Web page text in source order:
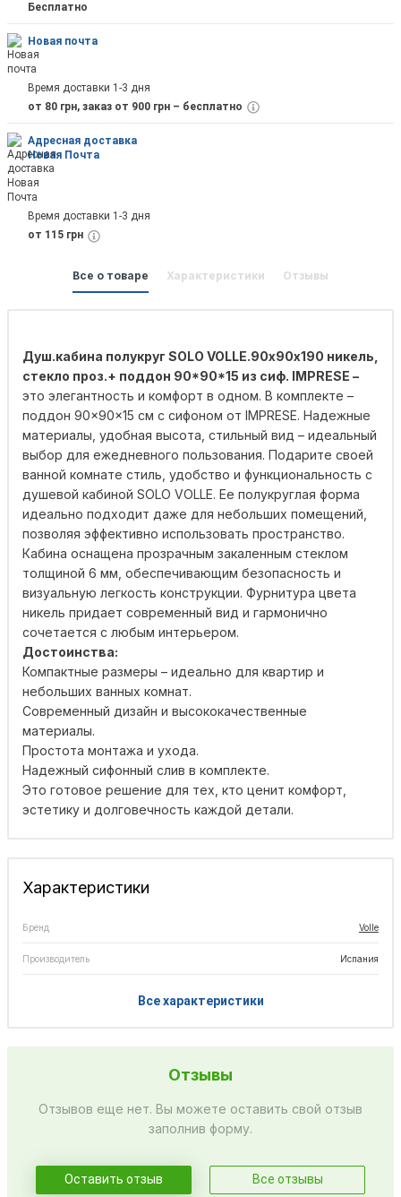
Бесплатно
Новая почта
Время доставки 1-3 дня
от 80 грн, заказ от 900 грн – бесплатно
Адресная доставка
Новая Почта
Время доставки 1-3 дня
от 115 грн
Все о товаре Характеристики Отзывы
Душ.кабина полукруг SOLO VOLLE.90х90х190 никель,
стекло проз.+ поддон 90*90*15 из сиф. IMPRESE –
это элегантность и комфорт в одном. В комплекте –
поддон 90×90×15 см с сифоном от IMPRESE. Надежные
материалы, удобная высота, стильный вид – идеальный
выбор для ежедневного пользования. Подарите своей
ванной комнате стиль, удобство и функциональность с
душевой кабиной SOLO VOLLE. Ее полукруглая форма
идеально подходит даже для небольших помещений,
позволяя эффективно использовать пространство.
Кабина оснащена прозрачным закаленным стеклом
толщиной 6 мм, обеспечивающим безопасность и
визуальную легкость конструкции. Фурнитура цвета
никель придает современный вид и гармонично
сочетается с любым интерьером.
Достоинства:
Компактные размеры – идеально для квартир и
небольших ванных комнат.
Современный дизайн и высококачественные
материалы.
Простота монтажа и ухода.
Надежный сифонный слив в комплекте.
Это готовое решение для тех, кто ценит комфорт,
эстетику и долговечность каждой детали.
Характеристики
Бренд Volle
Производитель Испания
Все характеристики
Отзывы
Отзывов еще нет. Вы можете оставить свой отзыв
заполнив форму.
Оставить отзыв Все отзывы